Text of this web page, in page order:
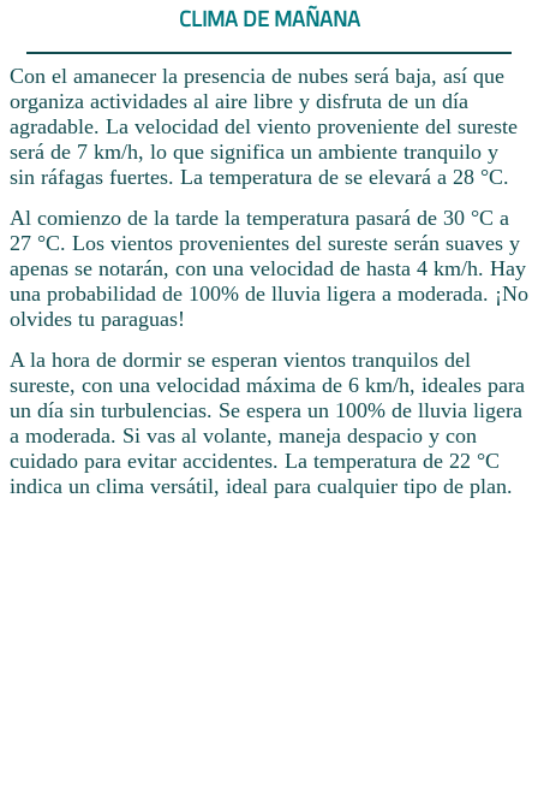
CLIMA DE MAÑANA
Con el amanecer la presencia de nubes será baja, así que
organiza actividades al aire libre y disfruta de un día
agradable. La velocidad del viento proveniente del sureste
será de 7 km/h, lo que significa un ambiente tranquilo y
sin ráfagas fuertes. La temperatura de se elevará a 28 °C.
Al comienzo de la tarde la temperatura pasará de 30 °C a
27 °C. Los vientos provenientes del sureste serán suaves y
apenas se notarán, con una velocidad de hasta 4 km/h. Hay
una probabilidad de 100% de lluvia ligera a moderada. ¡No
olvides tu paraguas!
A la hora de dormir se esperan vientos tranquilos del
sureste, con una velocidad máxima de 6 km/h, ideales para
un día sin turbulencias. Se espera un 100% de lluvia ligera
a moderada. Si vas al volante, maneja despacio y con
cuidado para evitar accidentes. La temperatura de 22 °C
indica un clima versátil, ideal para cualquier tipo de plan.